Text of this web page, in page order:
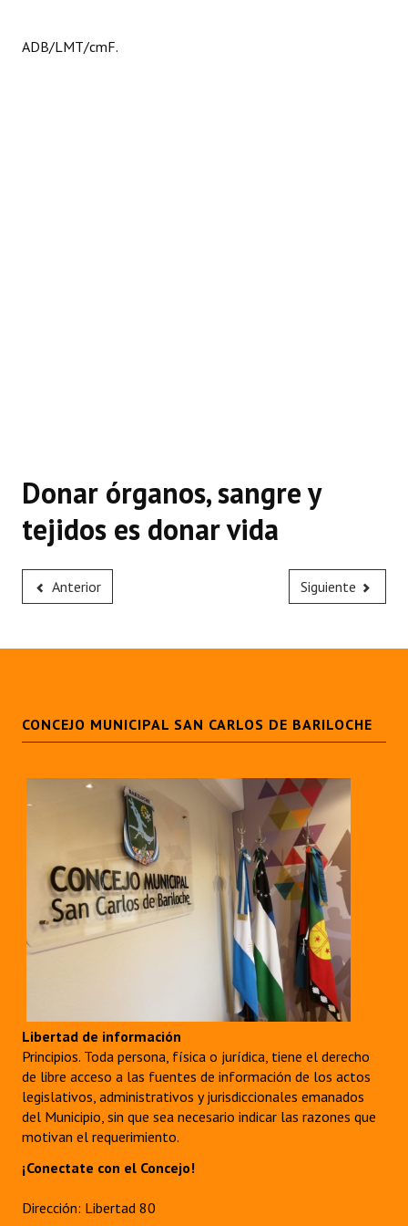
ADB/LMT/cmF.
Donar órganos, sangre y
tejidos es donar vida
Anterior Siguiente
CONCEJO MUNICIPAL SAN CARLOS DE BARILOCHE
Libertad de información
Principios. Toda persona, física o jurídica, tiene el derecho
de libre acceso a las fuentes de información de los actos
legislativos, administrativos y jurisdiccionales emanados
del Municipio, sin que sea necesario indicar las razones que
motivan el requerimiento.
¡Conectate con el Concejo!
Dirección: Libertad 80